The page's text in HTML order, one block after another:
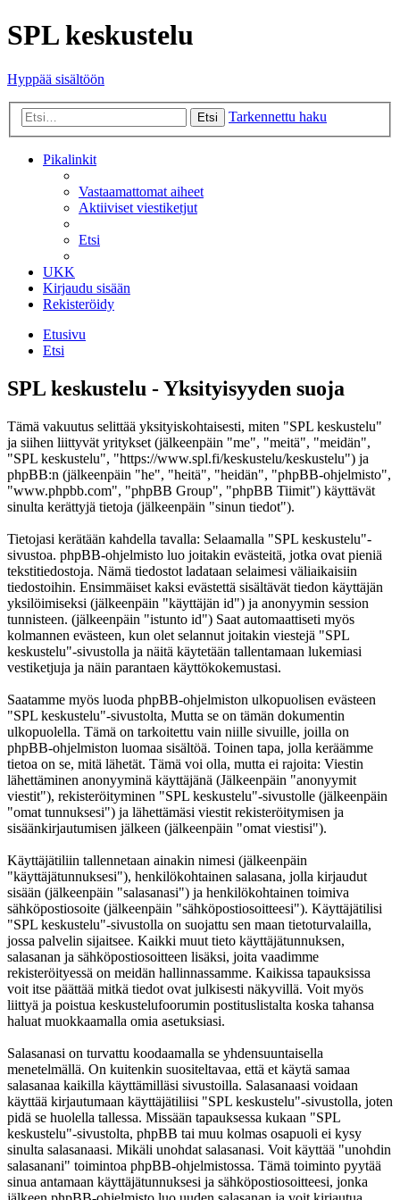
SPL keskustelu
Hyppää sisältöön
Etsi Tarkennettu haku
Pikalinkit
Vastaamattomat aiheet
Aktiiviset viestiketjut
Etsi
UKK
Kirjaudu sisään
Rekisteröidy
Etusivu
Etsi
SPL keskustelu - Yksityisyyden suoja
Tämä vakuutus selittää yksityiskohtaisesti, miten "SPL keskustelu"
ja siihen liittyvät yritykset (jälkeenpäin "me", "meitä", "meidän",
"SPL keskustelu", "https://www.spl.fi/keskustelu/keskustelu") ja
phpBB:n (jälkeenpäin "he", "heitä", "heidän", "phpBB-ohjelmisto",
"www.phpbb.com", "phpBB Group", "phpBB Tiimit") käyttävät
sinulta kerättyjä tietoja (jälkeenpäin "sinun tiedot").
Tietojasi kerätään kahdella tavalla: Selaamalla "SPL keskustelu"-
sivustoa. phpBB-ohjelmisto luo joitakin evästeitä, jotka ovat pieniä
tekstitiedostoja. Nämä tiedostot ladataan selaimesi väliaikaisiin
tiedostoihin. Ensimmäiset kaksi evästettä sisältävät tiedon käyttäjän
yksilöimiseksi (jälkeenpäin "käyttäjän id") ja anonyymin session
tunnisteen. (jälkeenpäin "istunto id") Saat automaattiseti myös
kolmannen evästeen, kun olet selannut joitakin viestejä "SPL
keskustelu"-sivustolla ja näitä käytetään tallentamaan lukemiasi
vestiketjuja ja näin parantaen käyttökokemustasi.
Saatamme myös luoda phpBB-ohjelmiston ulkopuolisen evästeen
"SPL keskustelu"-sivustolta, Mutta se on tämän dokumentin
ulkopuolella. Tämä on tarkoitettu vain niille sivuille, joilla on
phpBB-ohjelmiston luomaa sisältöä. Toinen tapa, jolla keräämme
tietoa on se, mitä lähetät. Tämä voi olla, mutta ei rajoita: Viestin
lähettäminen anonyyminä käyttäjänä (Jälkeenpäin "anonyymit
viestit"), rekisteröityminen "SPL keskustelu"-sivustolle (jälkeenpäin
"omat tunnuksesi") ja lähettämäsi viestit rekisteröitymisen ja
sisäänkirjautumisen jälkeen (jälkeenpäin "omat viestisi").
Käyttäjätiliin tallennetaan ainakin nimesi (jälkeenpäin
"käyttäjätunnuksesi"), henkilökohtainen salasana, jolla kirjaudut
sisään (jälkeenpäin "salasanasi") ja henkilökohtainen toimiva
sähköpostiosoite (jälkeenpäin "sähköpostiosoitteesi"). Käyttäjätilisi
"SPL keskustelu"-sivustolla on suojattu sen maan tietoturvalailla,
jossa palvelin sijaitsee. Kaikki muut tieto käyttäjätunnuksen,
salasanan ja sähköpostiosoitteen lisäksi, joita vaadimme
rekisteröityessä on meidän hallinnassamme. Kaikissa tapauksissa
voit itse päättää mitkä tiedot ovat julkisesti näkyvillä. Voit myös
liittyä ja poistua keskustelufoorumin postituslistalta koska tahansa
haluat muokkaamalla omia asetuksiasi.
Salasanasi on turvattu koodaamalla se yhdensuuntaisella
menetelmällä. On kuitenkin suositeltavaa, että et käytä samaa
salasanaa kaikilla käyttämilläsi sivustoilla. Salasanaasi voidaan
käyttää kirjautumaan käyttäjätiliisi "SPL keskustelu"-sivustolla, joten
pidä se huolella tallessa. Missään tapauksessa kukaan "SPL
keskustelu"-sivustolta, phpBB tai muu kolmas osapuoli ei kysy
sinulta salasanaasi. Mikäli unohdat salasanasi. Voit käyttää "unohdin
salasanani" toimintoa phpBB-ohjelmistossa. Tämä toiminto pyytää
sinua antamaan käyttäjätunnuksesi ja sähköpostiosoitteesi, jonka